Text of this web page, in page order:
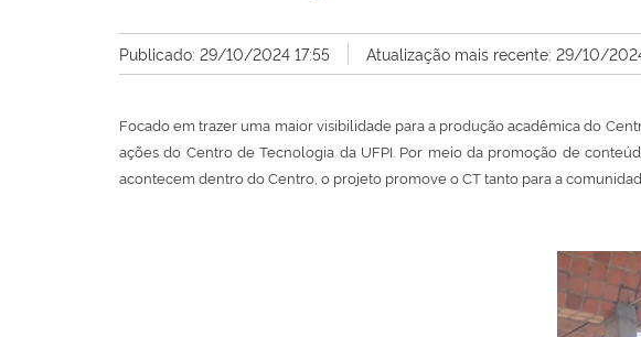
Publicado: 29/10/2024 17:55 Atualização mais recente: 29/10/
Focado em trazer uma maior visibilidade para a produção acadêmica do
ações do Centro de Tecnologia da UFPI. Por meio da promoção de
acontecem dentro do Centro, o projeto promove o CT tanto para a